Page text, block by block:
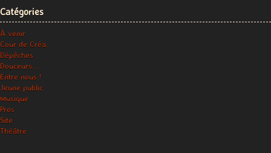
Catégories
À venir
Cour de Créa.
Dépêches
Douceurs…
Entre nous !
Jeune public
Musique
Pros
Site
Théâtre